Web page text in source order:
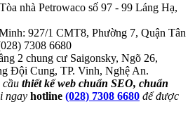
nhà Petrowaco số 97 - 99 Láng Hạ,
927/1 CMT8, Phường 7, Quận Tân
7308 6680
2 chung cư Saigonsky, Ngõ 26,
Đội Cung, TP. Vinh, Nghệ An.
thiết kế web chuẩn SEO, chuẩn
ngay hotline (028) 7308 6680 để được